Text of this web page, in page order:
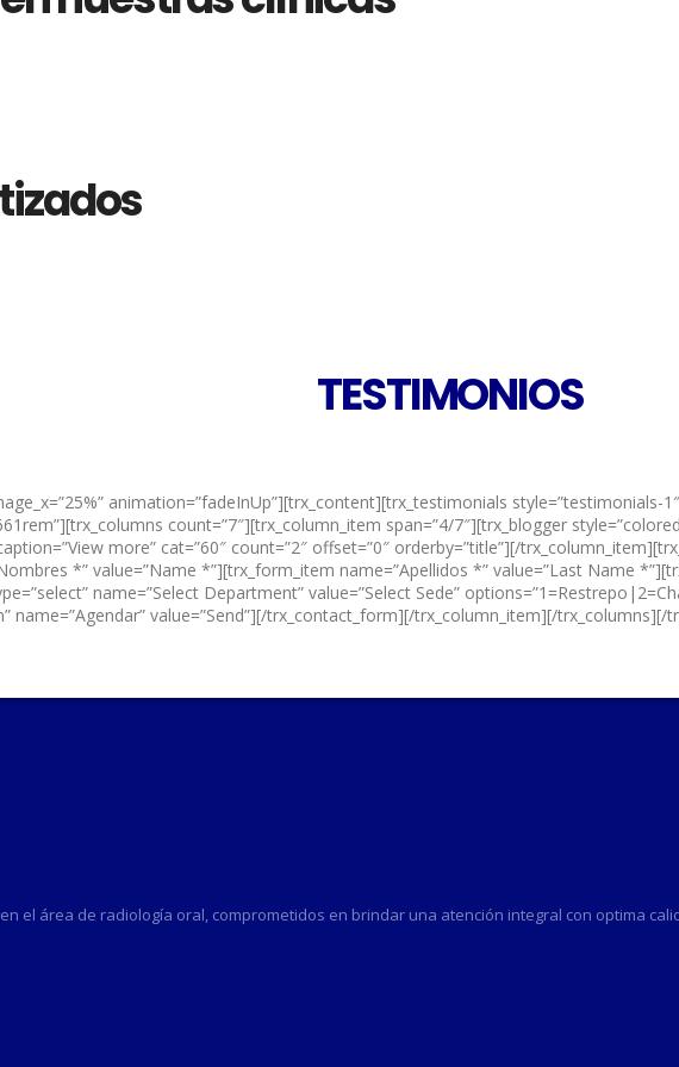
TESTIMONIOS
animation=”fadeInUp”][trx_content][trx_testimonials
count=”7″][trx_column_item span=”4/7″][trx_blogger
more” cat=”60″ count=”2″ offset=”0″ orderby=”title”][/
*” value=”Name *”][trx_form_item name=”Apellidos *” value=”Last Name
name=”Select Department” value=”Select Sede”
name=”Agendar” value=”Send”][/trx_contact_form][/trx_column_item][/trx_columns][/
el área de radiología oral, comprometidos en brindar una atención integral con optima